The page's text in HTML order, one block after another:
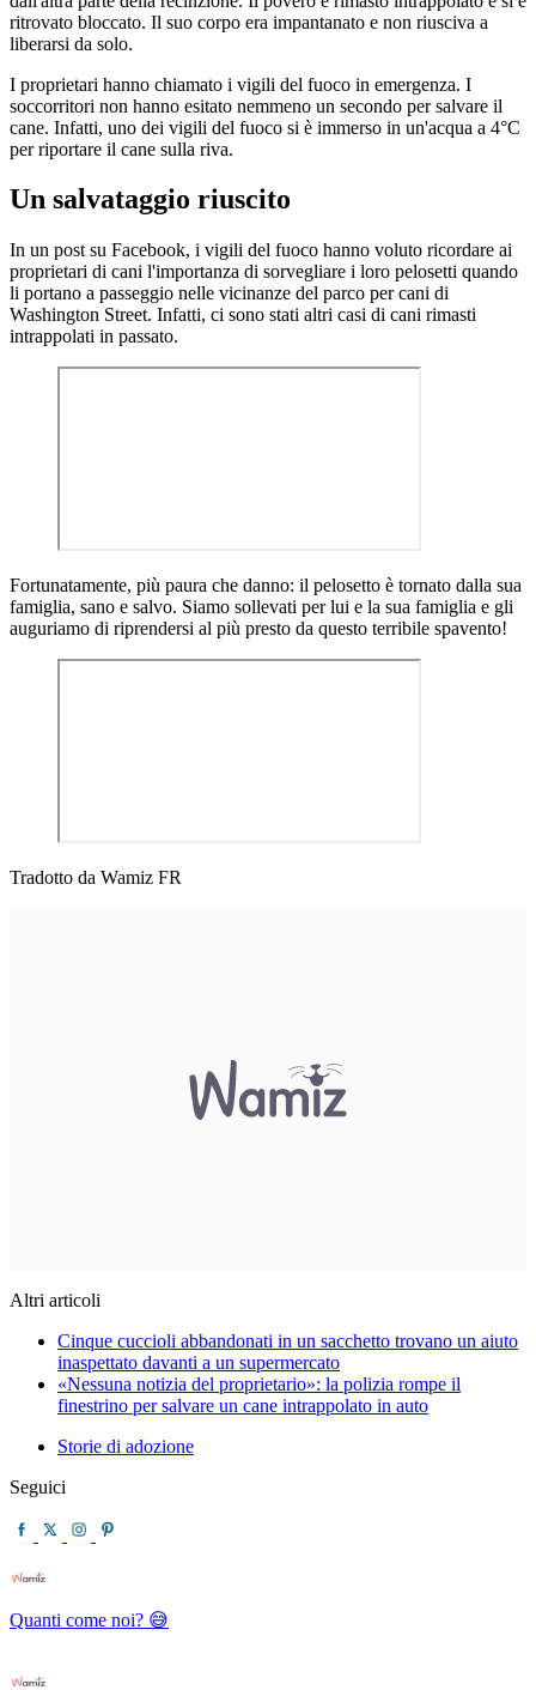
ritrovato bloccato. Il suo corpo era impantanato e non riusciva a
liberarsi da solo.
I proprietari hanno chiamato i vigili del fuoco in emergenza. I
soccorritori non hanno esitato nemmeno un secondo per salvare il
cane. Infatti, uno dei vigili del fuoco si è immerso in un'acqua a 4°C
per riportare il cane sulla riva.
Un salvataggio riuscito
In un post su Facebook, i vigili del fuoco hanno voluto ricordare ai
proprietari di cani l'importanza di sorvegliare i loro pelosetti quando
li portano a passeggio nelle vicinanze del parco per cani di
Washington Street. Infatti, ci sono stati altri casi di cani rimasti
intrappolati in passato.
Fortunatamente, più paura che danno: il pelosetto è tornato dalla sua
famiglia, sano e salvo. Siamo sollevati per lui e la sua famiglia e gli
auguriamo di riprendersi al più presto da questo terribile spavento!
Tradotto da Wamiz FR
Altri articoli
Cinque cuccioli abbandonati in un sacchetto trovano un aiuto
inaspettato davanti a un supermercato
«Nessuna notizia del proprietario»: la polizia rompe il
finestrino per salvare un cane intrappolato in auto
Storie di adozione
Seguici
Quanti come noi? 😅